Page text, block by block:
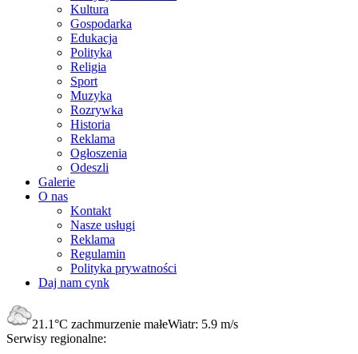
Kultura
Gospodarka
Edukacja
Polityka
Religia
Sport
Muzyka
Rozrywka
Historia
Reklama
Ogłoszenia
Odeszli
Galerie
O nas
Kontakt
Nasze usługi
Reklama
Regulamin
Polityka prywatności
Daj nam cynk
21.1°C zachmurzenie małeWiatr: 5.9 m/s
Serwisy regionalne: